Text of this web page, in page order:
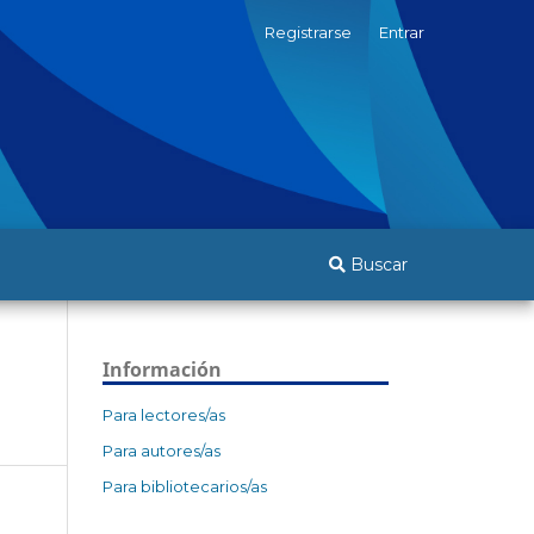
Buscar
Registrarse Entrar
Información
Para lectores/as
Para autores/as
Para bibliotecarios/as